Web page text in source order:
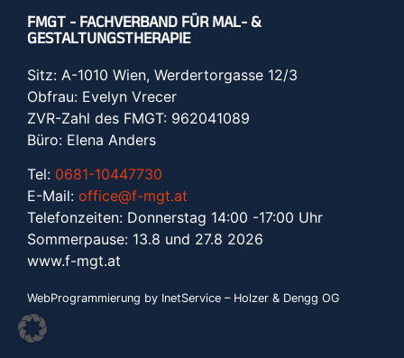
FMGT - FACHVERBAND FÜR MAL- &
GESTALTUNGSTHERAPIE
Sitz: A-1010 Wien, Werdertorgasse 12/3
Obfrau: Evelyn Vrecer
ZVR-Zahl des FMGT: 962041089
Büro: Elena Anders
Tel: 0681-10447730
E-Mail: office@f-mgt.at
Telefonzeiten: Donnerstag 14:00 -17:00 Uhr
Sommerpause: 13.8 und 27.8 2026
www.f-mgt.at
WebProgrammierung by InetService – Holzer & Dengg OG